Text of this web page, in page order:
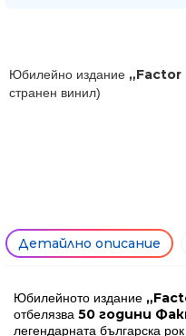
Юбилейно издание
странен винил)
Детайлно описание
Юбилейното издание
отбелязва 50 години
легендарната българска